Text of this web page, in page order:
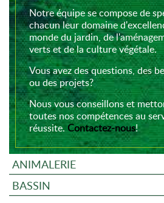
Notre équipe se compose de
chacun leur domaine
monde du jardin, de
verts et de la culture végétale.
Vous avez des questions, des
ou des projets?
Nous vous conseillons et
toutes nos compétences au
réussite.Contactez-nous!
ANIMALERIE
BASSIN